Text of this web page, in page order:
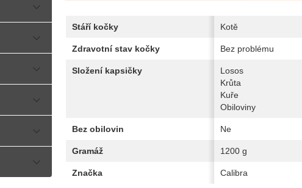
Stáří kočky Kotě
Zdravotní stav kočky Bez problému
Složení kapsičky
Losos
Krůta
Kuře
Obiloviny
Bez obilovin Ne
Gramáž 1200 g
Značka Calibra